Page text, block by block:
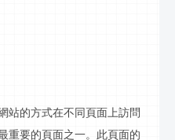
站的方式在不同頁面上訪問
重要的頁面之一。此頁面的